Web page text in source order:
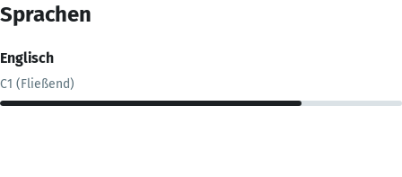
Sprachen
Englisch
C1 (Fließend)